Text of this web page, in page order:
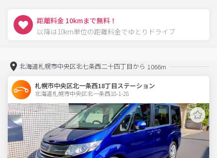
距離料金 10kmまで無料！
以降は10km単位の距離料金でゆとりドライブ
北海道札幌市中央区北七条西二十四丁目から 1066m
札幌市中央区北一条西18丁目ステーション
北海道札幌市中央区北一条西18-1-28